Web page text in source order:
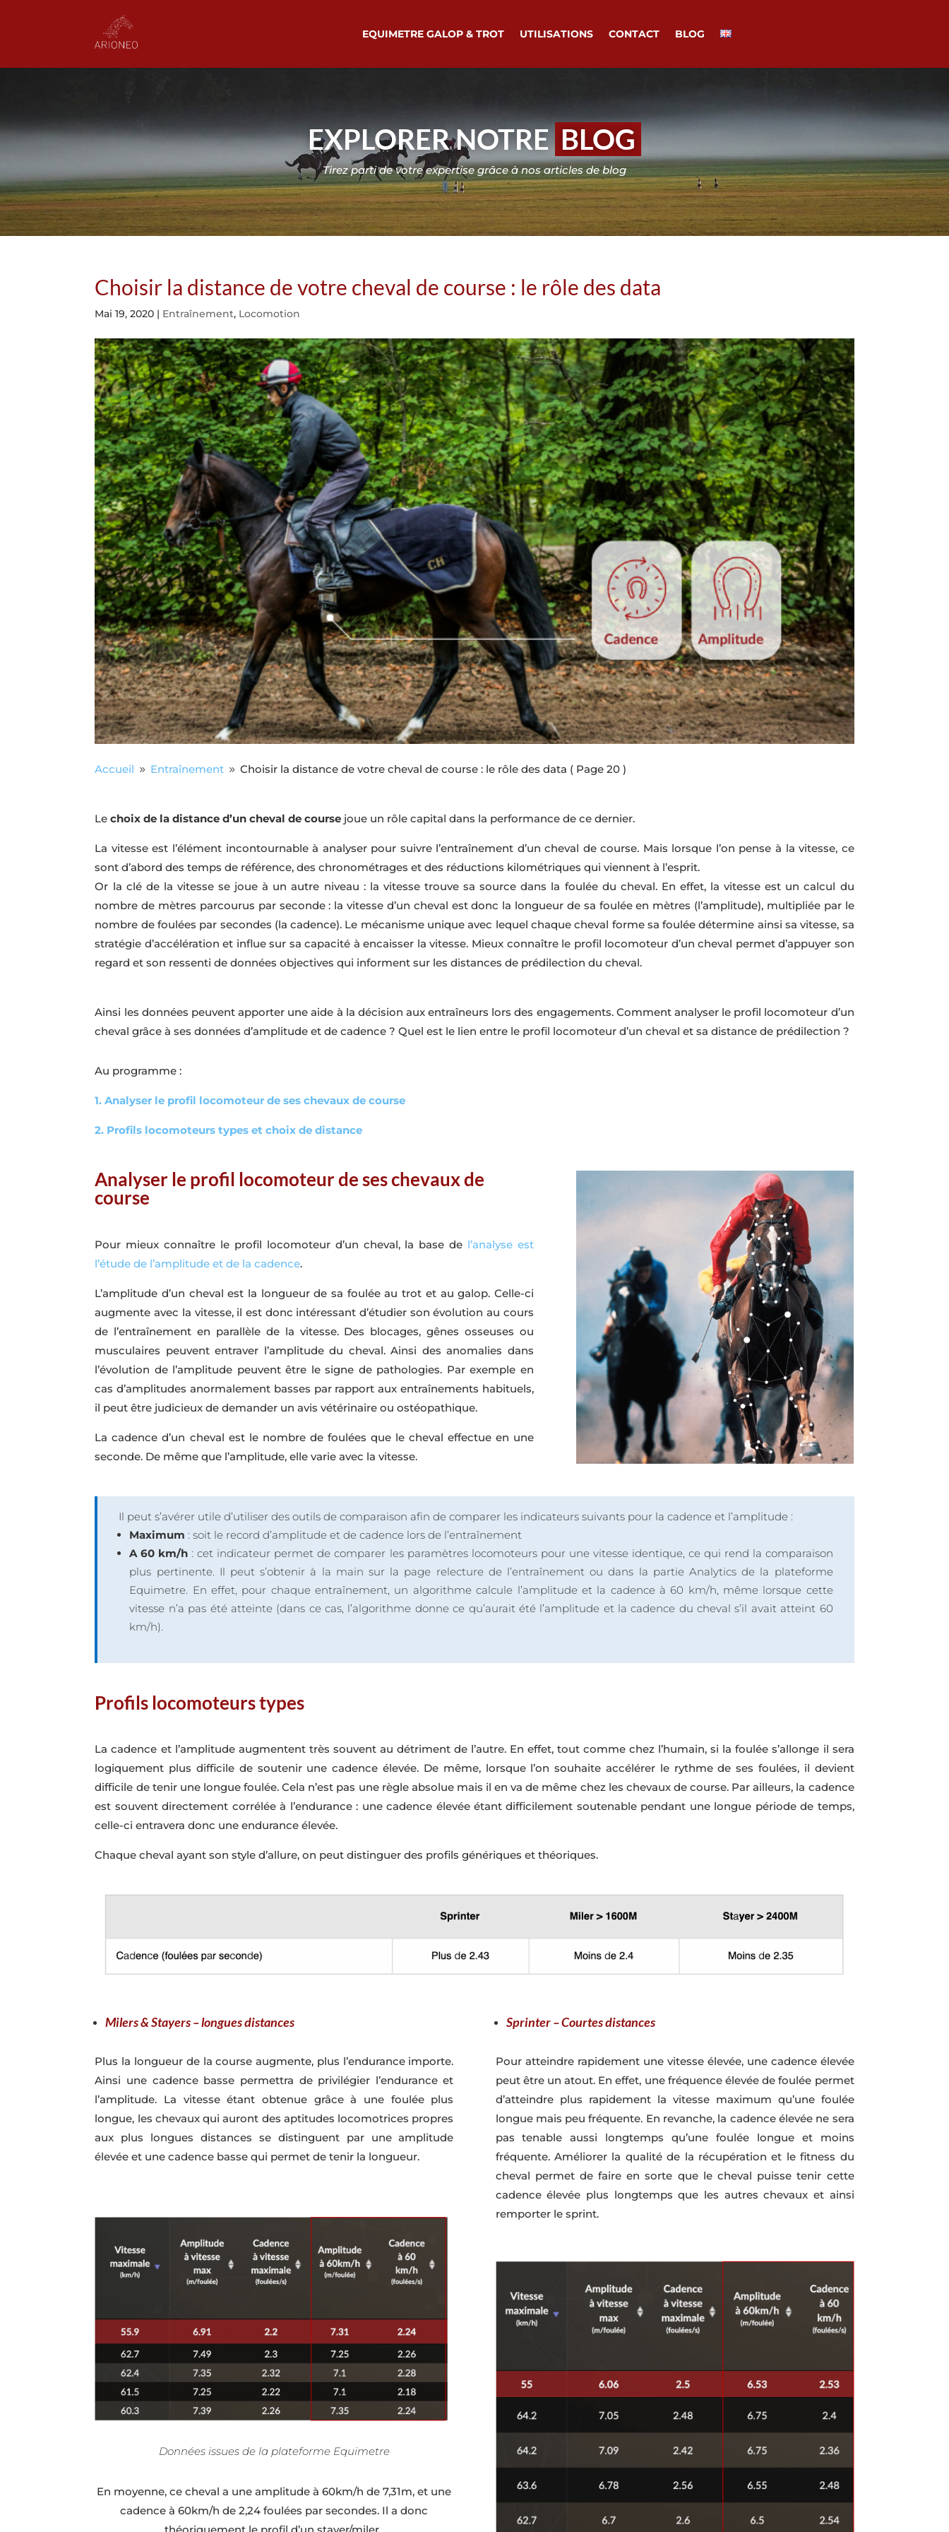
EQUIMETRE GALOP & TROT UTILISATIONS CONTACT BLOG
EXPLORER NOTRE BLOG
Tirez parti de votre expertise grâce à nos articles de blog
Choisir la distance de votre cheval de course : le rôle des data
Mai 19, 2020 | Entraînement, Locomotion
Accueil 9 Entraînement 9 Choisir la distance de votre cheval de course : le rôle des data ( Page 20 )
Lechoix de la distance d’un cheval de course joue un rôle capital dans la performance de ce dernier.
La vitesse est l’élément incontournable à analyser pour suivre l’entraînement d’un cheval de course. Mais lorsque l’on pense à la vitesse, ce
sont d’abord des temps de référence, des chronométrages et des réductions kilométriques qui viennent à l’esprit.
Or la clé de la vitesse se joue à un autre niveau : la vitesse trouve sa source dans la foulée du cheval. En effet, la vitesse est un calcul du
nombre de mètres parcourus par seconde : la vitesse d’un cheval est donc la longueur de sa foulée en mètres (l’amplitude), multipliée par le
nombre de foulées par secondes (la cadence). Le mécanisme unique avec lequel chaque cheval forme sa foulée détermine ainsi sa vitesse, sa
stratégie d’accélération et influe sur sa capacité à encaisser la vitesse. Mieux connaître le profil locomoteur d’un cheval permet d’appuyer son
regard et son ressenti de données objectives qui informent sur les distances de prédilection du cheval.
Ainsi les données peuvent apporter une aide à la décision aux entraîneurs lors des engagements. Comment analyser le profil locomoteur d’un
cheval grâce à ses données d’amplitude et de cadence ? Quel est le lien entre le profil locomoteur d’un cheval et sa distance de prédilection ?
Au programme :
1. Analyser le profil locomoteur de ses chevaux de course
2. Profils locomoteurs types et choix de distance
Analyser le profil locomoteur de ses chevaux de
course
Pour mieux connaître le profil locomoteur d’un cheval, la base de l’analyse est
l’étude de l’amplitude et de la cadence.
L’amplitude d’un cheval est la longueur de sa foulée au trot et au galop. Celle-ci
augmente avec la vitesse, il est donc intéressant d’étudier son évolution au cours
de l’entraînement en parallèle de la vitesse. Des blocages, gênes osseuses ou
musculaires peuvent entraver l’amplitude du cheval. Ainsi des anomalies dans
l’évolution de l’amplitude peuvent être le signe de pathologies. Par exemple en
cas d’amplitudes anormalement basses par rapport aux entraînements habituels,
il peut être judicieux de demander un avis vétérinaire ou ostéopathique.
La cadence d’un cheval est le nombre de foulées que le cheval effectue en une
seconde. De même que l’amplitude, elle varie avec la vitesse.
Il peut s’avérer utile d’utiliser des outils de comparaison afin de comparer les indicateurs suivants pour la cadence et l’amplitude :
Maximum : soit le record d’amplitude et de cadence lors de l’entraînement
A 60 km/h : cet indicateur permet de comparer les paramètres locomoteurs pour une vitesse identique, ce qui rend la comparaison
plus pertinente. Il peut s’obtenir à la main sur la page relecture de l’entraînement ou dans la partie Analytics de la plateforme
Equimetre. En effet, pour chaque entraînement, un algorithme calcule l’amplitude et la cadence à 60 km/h, même lorsque cette
vitesse n’a pas été atteinte (dans ce cas, l’algorithme donne ce qu’aurait été l’amplitude et la cadence du cheval s’il avait atteint 60
km/h).
Profils locomoteurs types
La cadence et l’amplitude augmentent très souvent au détriment de l’autre. En effet, tout comme chez l’humain, si la foulée s’allonge il sera
logiquement plus difficile de soutenir une cadence élevée. De même, lorsque l’on souhaite accélérer le rythme de ses foulées, il devient
difficile de tenir une longue foulée. Cela n’est pas une règle absolue mais il en va de même chez les chevaux de course. Par ailleurs, la cadence
est souvent directement corrélée à l’endurance : une cadence élevée étant difficilement soutenable pendant une longue période de temps,
celle-ci entravera donc une endurance élevée.
Chaque cheval ayant son style d’allure, on peut distinguer des profils génériques et théoriques.
Milers & Stayers – longues distances
Plus la longueur de la course augmente, plus l’endurance importe.
Ainsi une cadence basse permettra de privilégier l’endurance et
l’amplitude. La vitesse étant obtenue grâce à une foulée plus
longue, les chevaux qui auront des aptitudes locomotrices propres
aux plus longues distances se distinguent par une amplitude
élevée et une cadence basse qui permet de tenir la longueur.
Données issues de la plateforme Equimetre
En moyenne, ce cheval a une amplitude à 60km/h de 7,31m, et une
cadence à 60km/h de 2,24 foulées par secondes. Il a donc
Sprinter – Courtes distances
Pour atteindre rapidement une vitesse élevée, une cadence élevée
peut être un atout. En effet, une fréquence élevée de foulée permet
d’atteindre plus rapidement la vitesse maximum qu’une foulée
longue mais peu fréquente. En revanche, la cadence élevée ne sera
pas tenable aussi longtemps qu’une foulée longue et moins
fréquente. Améliorer la qualité de la récupération et le fitness du
cheval permet de faire en sorte que le cheval puisse tenir cette
cadence élevée plus longtemps que les autres chevaux et ainsi
remporter le sprint.